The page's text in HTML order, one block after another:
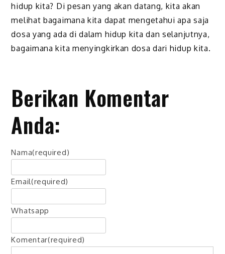
hidup kita? Di pesan yang akan datang, kita akan
melihat bagaimana kita dapat mengetahui apa saja
dosa yang ada di dalam hidup kita dan selanjutnya,
bagaimana kita menyingkirkan dosa dari hidup kita.
Berikan Komentar
Anda:
Nama(required)
Email(required)
Whatsapp
Komentar(required)